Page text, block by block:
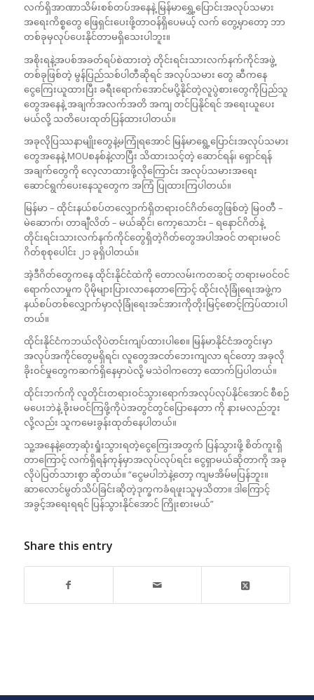
လက်ရှိအာဏာသိမ်းစစ်တပ်အနေနဲ့ မြန်မာရွှေ့ပြောင်းအလုပ်သမား
အရေးကိစ္စတွေ ဖြေရှင်းပေးဖို့တာဝန်ရှိပေမယ့် လက် တွေ့မှာတော့ ဘာ
တစ်ခုမှလုပ်ပေးနိုင်တာမရှိသေးပါဘူး။
အစိုးရနဲ့အပစ်အခတ်ရပ်စဲထားတဲ့ တိုင်းရင်းသားလက်နက်ကိုင်အဖွဲ့
တစ်ခုဖြစ်တဲ့ မွန်ပြည်သစ်ပါတီဆိုရင် အလုပ်သမား တွေ ဆီကနေ
ငွေကြေးယူထားပြီး ခရီးရောက်အောင်မပို့နိုင်တဲ့လူပွဲစားတွေကိုပြည်သူ
တွေအနေနဲ့ အချက်အလက်အတိ အကျ တင်ပြနိုင်ရင် အရေးယူပေး
မယ်လို့ သတိပေးထုတ်ပြန်ထားပါတယ်။
အခုလိုပြဿနာမျိုးတွေနဲ့မကြုံရအောင် မြန်မာရွေ့ပြောင်းအလုပ်သမား
တွေအနေနဲ့ MOUစနစ်နဲ့လာပြီး သိထားသင့်တဲ့ ဆောင်ရန်၊ ရှောင်ရန်
အချက်တွေကို လေ့လာထားဖို့လိုကြောင်း အလုပ်သမားအရေး
ဆောင်ရွက်ပေးနေသူတွေက အကြံ ပြုထားကြပါတယ်။
မြန်မာ – ထိုင်းနယ်စပ်တလျှောက်ရှိတရားဝင်ဂိတ်တွေဖြစ်တဲ့ မြဝတီ –
မဲဆောက်၊ တာချီလိတ် – မယ်ဆိုင်၊ ကော့သောင်း – ရနောင်ဂိတ်နဲ့
တိုင်းရင်းသားလက်နက်ကိုင်တွေရှိတဲ့ဂိတ်တွေအပါအဝင် တရားမဝင်
ဂိတ်စုစုပေါင်း ၂၁ ခုရှိပါတယ်။
အဲ့ဒီဂိတ်တွေကနေ ထိုင်းနိုင်ငံထဲကို တောလမ်းကတဆင့် တရားမဝင်ဝင်
ရောက်လာမှုက ပိုမိုများပြားလာနေတာကြောင့် ထိုင်းလုံခြုံရေးအဖွဲ့က
နယ်စပ်တစ်လျှောက်မှာလုံခြုံရေးအင်အားကိုတိုးမြင့်စောင့်ကြပ်ထားပါ
တယ်။
ထိုင်းနိုင်ငံကဘယ်လိုပဲတင်းကျပ်ထားပါစေ။ မြန်မာနိုင်ငံအတွင်းမှာ
အလုပ်အကိုင်တွေမရှိရင်၊ လူတွေအငတ်ဘေးကျလာ ရင်တော့ အခုလို
ခိုးဝင်မှုတွေကဆက်ရှိနေမှာပဲလို့ မသဲဝါကတော့ ထောက်ပြပါတယ်။
ထိုင်းဘက်ကို လူတိုင်းတရားဝင်သွားရောက်အလုပ်လုပ်နိုင်အောင် စီစဉ်
မပေးဘဲနဲ့ ခိုးမဝင်ကြဖို့ကိုပဲအတွင်တွင်ပြောနေတာ ကို နားမလည်ဘူး
လို့လည်း သူကမေးခွန်းထုတ်နေပါတယ်။
သူ့အနေနဲ့တော့ဆုံးရှုံးသွားရတဲ့ငွေကြေးအတွက် ပြန်သွားဖို့ စိတ်ကူးရှိ
တာကြောင့် လက်ရှိရန်ကုန်မှာအလုပ်လုပ်ရင်း ငွေရှာမယ်ဆိုတာကို အခု
လိုပဲပြတ်သားစွာ ဆိုတယ်။ “ငွေမပါဘဲနဲ့တော့ ကျမအိမ်မပြန်ဘူး။
ဆာလောင်မွတ်သိပ်ခြင်းဆိုတဲ့ဒုက္ခကခံရဖူးသူမှသိတာ။ ဒါကြောင့်
အခွင့်အရေးရရင် ပြန်သွားနိုင်အောင် ကြိုးစားမယ်”
Share this entry